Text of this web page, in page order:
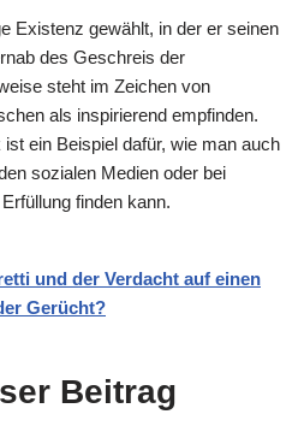
Existenz gewählt, in der er seinen
des Geschreis der
steht im Zeichen von
als inspirierend empfinden.
ein Beispiel dafür, wie man auch
sozialen Medien oder bei
finden kann.
und der Verdacht auf einen
Gerücht?
Beitrag